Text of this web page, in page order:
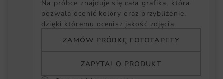
Na próbce znajduje się cała grafika, która
pozwala ocenić kolory oraz przybliżenie,
dzięki któremu ocenisz jakość zdjęcia.
ZAMÓW PRÓBKĘ FOTOTAPETY
ZAPYTAJ O PRODUKT